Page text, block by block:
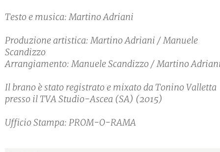
Testo e musica: Martino Adriani
Produzione artistica: Martino Adriani / Manuele
Scandizzo
Arrangiamento: Manuele Scandizzo / Martino
Il brano è stato registrato e mixato da Tonino Valletta
presso il TVA Studio-Ascea (SA) (2015)
Ufficio Stampa: PROM-O-RAMA